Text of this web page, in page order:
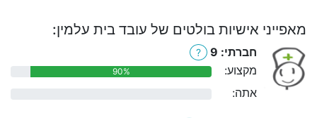
מאפייני אישיות בולטים של עובד בית עלמין:
חברתי: 9 ?
מקצוע: 90%
אתה: